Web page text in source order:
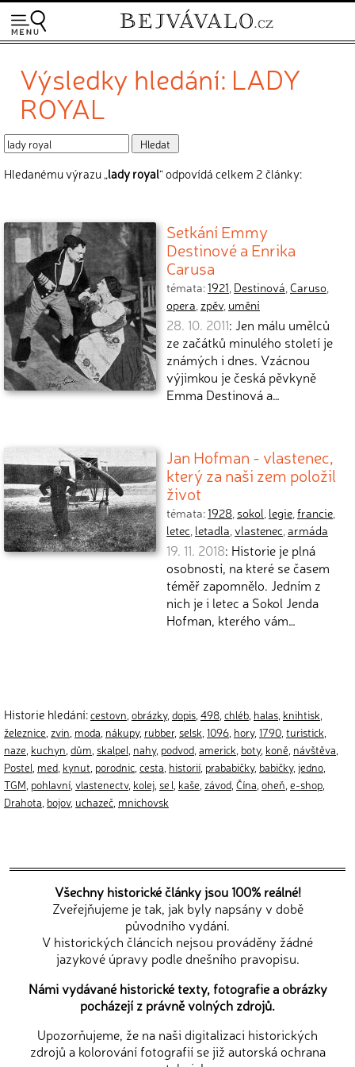
Výsledky hledání: LADY
ROYAL
Hledanému výrazu „lady royal“ odpovídá celkem 2 články:
Setkání Emmy
Destinové a Enrika
Carusa
témata:1921, Destinová,Caruso,
opera, zpěv, umění
28. 10. 2011: Jen málu umělců
ze začátků minulého století je
známých i dnes. Vzácnou
výjimkou je česká pěvkyně
Emma Destinová a…
Jan Hofman - vlastenec,
který za naši zem položil
život
témata:1928, sokol, legie,francie,
letec, letadla,vlastenec,armáda
19. 11. 2018: Historie je plná
osobností, na které se časem
téměř zapomnělo. Jedním z
nich je i letec a Sokol Jenda
Hofman, kterého vám…
Historie hledání:cestovn obrázky, dopis 498 chléb halas knihtisk
železnice zvin moda nákupy, rubber, selsk 1096 hory, 1790 turistick
naze kuchyn dům skalpel nahy, podvod americk boty, koně návštěva
Postel med kynut porodnic cesta historií prababičky, babičky, jedno
TGM pohlavní vlastenectv, kolej se l kaše závod Čína oheň e-shop
Drahota bojov, uchazeč mnichovsk
Všechny historické články jsou 100% reálné!
Zveřejňujeme je tak, jak byly napsány v době
původního vydání.
V historických článcích nejsou prováděny žádné
jazykové úpravy podle dnešního pravopisu.
Námi vydávané historické texty, fotografie a obrázky
pocházejí z právně volných zdrojů.
Upozorňujeme, že na naši digitalizaci historických
zdrojů a kolorování fotografií se již autorská ochrana